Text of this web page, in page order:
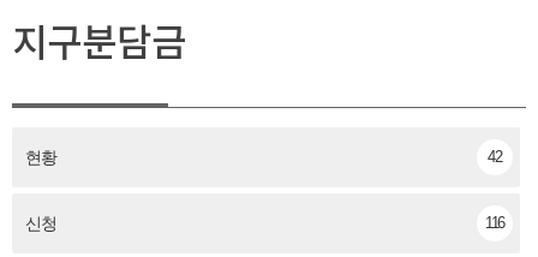
지구분담금
현황 42
신청 116